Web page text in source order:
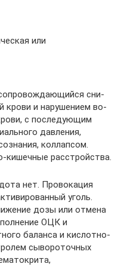
или
сни­
крови и нарушением во­
с последующим
давления,
коллапсом.
расстройства.
нет. Провокация
уголь.
дозы или отмена
ОЦК и
баланса и кислотно-
сывороточных